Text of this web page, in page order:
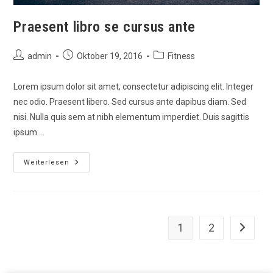
Praesent libro se cursus ante
Beitrags-
admin
BeitragOktober 19, 2016
Beitrags-
Fitness
Lorem ipsum dolor sit amet, consectetur adipiscing elit. Integer
nec odio. Praesent libero. Sed cursus ante dapibus diam. Sed
nisi. Nulla quis sem at nibh elementum imperdiet. Duis sagittis
ipsum.…
Weiterlesen
Praesent
Libro
1 2 Zur